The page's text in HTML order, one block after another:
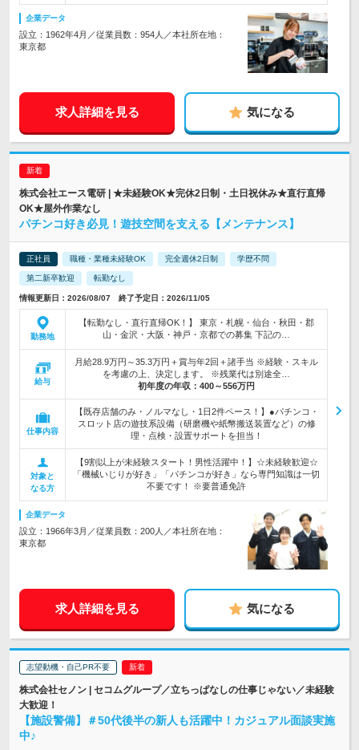
企業データ
設立：1962年4月／従業員数：954人／本社所在地：
東京都
求人詳細を見る 気になる
株式会社エース電研 | ★未経験OK★完休2日制・土日祝休み★直行直帰
OK★屋外作業なし
パチンコ好き必見！遊技空間を支える【メンテナンス】
正社員 職種・業種未経験OK 完全週休2日制 学歴不問
第二新卒歓迎 転勤なし
情報更新日：2026/08/07 終了予定日：2026/11/05
勤務地
【転勤なし・直行直帰OK！】 東京・札幌・仙台・秋田・郡
山・金沢・大阪・神戸・京都での募集 下記の…
給与
月給28.9万円～35.3万円＋賞与年2回＋諸手当 ※経験・スキル
を考慮の上、決定します。 ※残業代は別途全…
初年度の年収： 400～556万円
仕事内容
【既存店舗のみ・ノルマなし・1日2件ペース！】●パチンコ・
スロット店の遊技系設備（研磨機や紙幣搬送装置など）の修
理・点検・設置サポートを担当！
対象と
なる方
【9割以上が未経験スタート！男性活躍中！】☆未経験歓迎☆
「機械いじりが好き」「パチンコが好き」なら専門知識は一切
不要です！ ※要普通免許
企業データ
設立：1966年3月／従業員数：200人／本社所在地：
東京都
求人詳細を見る 気になる
志望動機・自己PR不要
株式会社セノン | セコムグループ／立ちっぱなしの仕事じゃない／未経験
大歓迎！
【施設警備】＃50代後半の新人も活躍中！カジュアル面談実施
中♪